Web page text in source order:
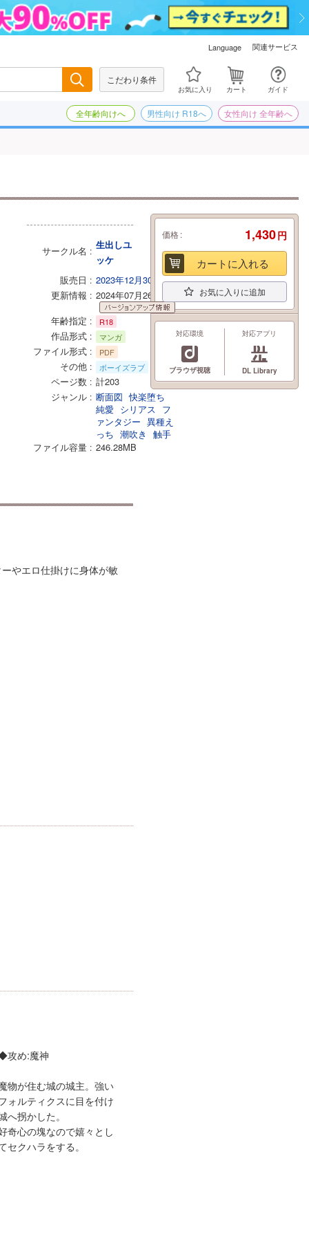
Language 関連サービス
こだわり条件
お気に入り カート ガイド
全年齢向けへ 男性向け R18へ 女性向け 全年齢へ
サークル名
生出しユ
ッケ
販売日
2023年12月30日
更新情報
2024年07月26日
更新情報
年齢指定 R18
作品形式 マンガ
ファイル形式 PDF
その他 ボーイズラブ
ページ数
計203
ジャンル
断面図 快楽堕ち
純愛 シリアス フ
ァンタジー 異種え
っち 潮吹き
触手
ファイル容量
246.28MB
やエロ仕掛けに身体が敏
攻め:魔神
物が住む城の城主。強い
ォルティクスに目を付け
へ拐かした。
奇心の塊なので嬉々とし
セクハラをする。
価格 1,430円
カートに入れる
お気に入りに追加
対応環境
ブラウザ視聴
対応アプリ
DL Library